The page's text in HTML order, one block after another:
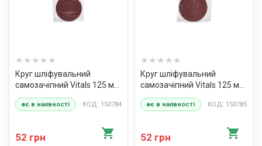
Круг шліфувальний
самозачіпний Vitals 125 мм
з. 240, 10 шт
є в наявності КОД: 150784
52 грн
Круг шліфувальний
самозачіпний Vitals 125 мм
з. 36, 10 шт
є в наявності КОД: 150785
52 грн